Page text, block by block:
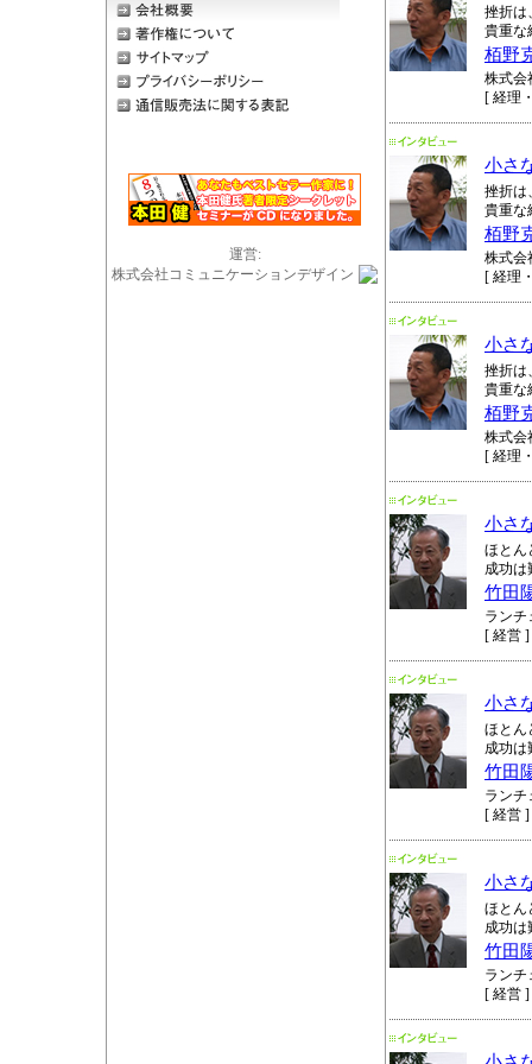
運営:
株式会社コミュニケーションデザイン
挫折は
貴重な
栢野
株式会
[ 経理
小さ
挫折は
貴重な
栢野
株式会
[ 経理
小さ
挫折は
貴重な
栢野
株式会
[ 経理
小さ
ほとん
成功は
竹田
ランチ
[ 経営 ]
小さ
ほとん
成功は
竹田
ランチ
[ 経営 ]
小さ
ほとん
成功は
竹田
ランチ
[ 経営 ]